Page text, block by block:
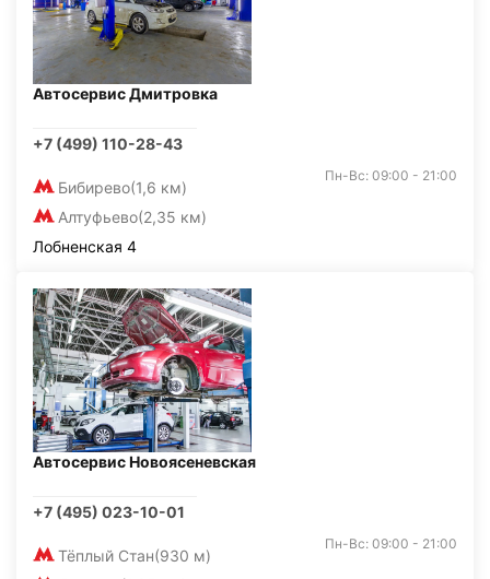
Автосервис Дмитровка
+7 (499) 110-28-43
Бибирево(1,6 км)
Алтуфьево(2,35 км)
Пн-Вс: 09:00 - 21:00
Лобненская 4
Автосервис Новоясеневская
+7 (495) 023-10-01
Тёплый Стан(930 м)
Пн-Вс: 09:00 - 21:00